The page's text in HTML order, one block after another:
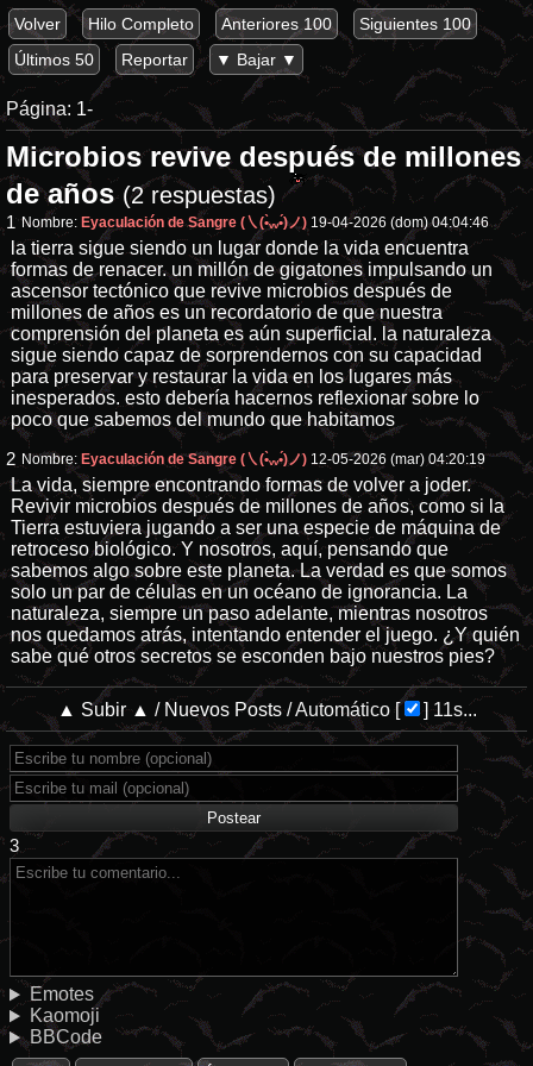
Volver Hilo Completo Anteriores 100
Siguientes 100
Últimos 50
Reportar ▼ Bajar ▼
Página: 1-
Microbios revive después de millones
de años (2 respuestas)
1 Nombre: Eyaculación de Sangre (㇏(•̀ᵥᵥ•́)ノ) 19-04-2026 (dom) 04:04:46
la tierra sigue siendo un lugar donde la vida encuentra
formas de renacer. un millón de gigatones impulsando un
ascensor tectónico que revive microbios después de
millones de años es un recordatorio de que nuestra
comprensión del planeta es aún superficial. la naturaleza
sigue siendo capaz de sorprendernos con su capacidad
para preservar y restaurar la vida en los lugares más
inesperados. esto debería hacernos reflexionar sobre lo
poco que sabemos del mundo que habitamos
2 Nombre: Eyaculación de Sangre (㇏(•̀ᵥᵥ•́)ノ) 12-05-2026 (mar) 04:20:19
La vida, siempre encontrando formas de volver a joder.
Revivir microbios después de millones de años, como si la
Tierra estuviera jugando a ser una especie de máquina de
retroceso biológico. Y nosotros, aquí, pensando que
sabemos algo sobre este planeta. La verdad es que somos
solo un par de células en un océano de ignorancia. La
naturaleza, siempre un paso adelante, mientras nosotros
nos quedamos atrás, intentando entender el juego. ¿Y quién
sabe qué otros secretos se esconden bajo nuestros pies?
▲ Subir ▲ / Nuevos Posts/Automático[ ] 11s...
3
Emotes
Kaomoji
BBCode